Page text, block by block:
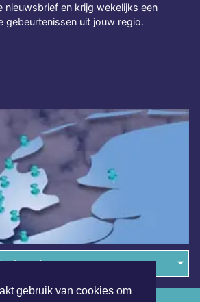
gebruik van cookies om
nieuwsbrief en krijg wekelijks een
gebeurtenissen uit jouw regio.
de regio